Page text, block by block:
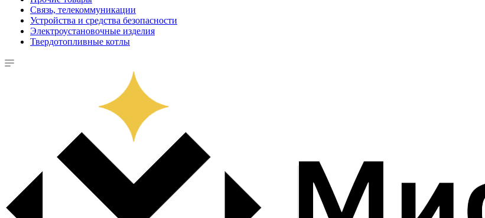
Связь, телекоммуникации
Устройства и средства безопасности
Электроустановочные изделия
Твердотопливные котлы